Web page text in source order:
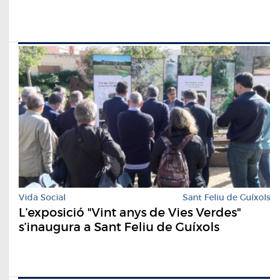
Vida Social Sant Feliu de Guíxols
L’exposició "Vint anys de Vies Verdes"
s’inaugura a Sant Feliu de Guíxols